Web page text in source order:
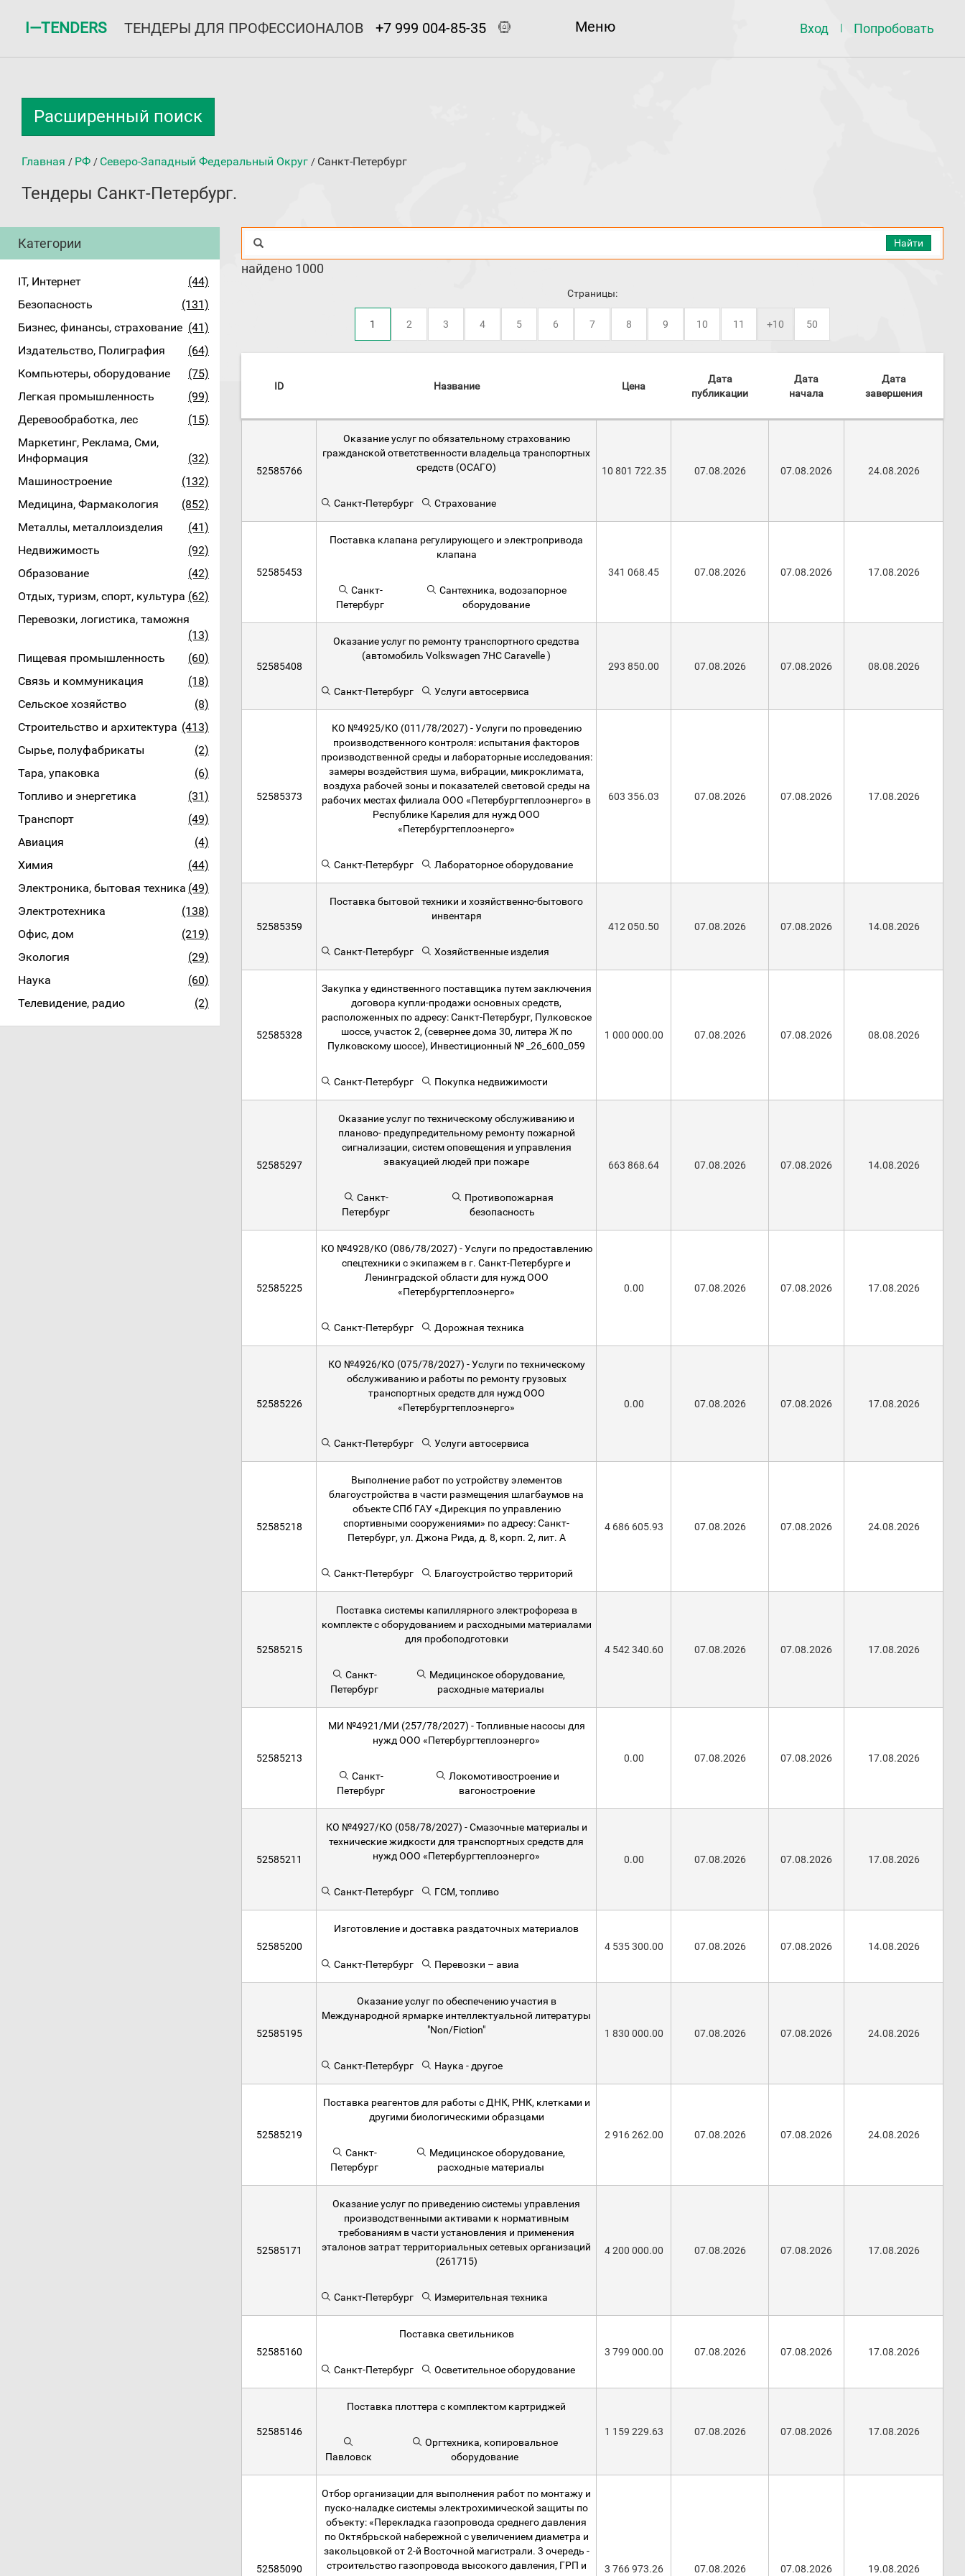
I—TENDERS ТЕНДЕРЫ ДЛЯ ПРОФЕССИОНАЛОВ +7 999 004-85-35 Меню Вход | Попробовать
Расширенный поиск
Главная / РФ / Северо-Западный Федеральный Округ / Санкт-Петербург
Тендеры Санкт-Петербург.
Категории
IT, Интернет
(44)
Безопасность
(131)
Бизнес, финансы, страхование (41)
Издательство, Полиграфия
(64)
Компьютеры, оборудование
(75)
Легкая промышленность
(99)
Деревообработка, лес
(15)
Маркетинг, Реклама, Сми,
Информация
(32)
Машиностроение
(132)
Медицина, Фармакология
(852)
Металлы, металлоизделия
(41)
Недвижимость
(92)
Образование
(42)
Отдых, туризм, спорт, культура (62)
Перевозки, логистика, таможня
(13)
Пищевая промышленность
(60)
Связь и коммуникация
(18)
Сельское хозяйство
(8)
Строительство и архитектура (413)
Сырье, полуфабрикаты
(2)
Тара, упаковка
(6)
Топливо и энергетика
(31)
Транспорт
(49)
Авиация
(4)
Химия
(44)
Электроника, бытовая техника (49)
Электротехника
(138)
Офис, дом
(219)
Экология
(29)
Наука
(60)
Телевидение, радио
(2)
Найти
найдено 1000
Страницы:
1 2 3 4 5 6 7 8 9 10 11 +10 50
ID Название Цена
Дата
публикации
Дата
начала
Дата
завершения
52585766
Оказание услуг по обязательному страхованию
гражданской ответственности владельца транспортных
средств (ОСАГО)
Санкт-Петербург Страхование
10 801 722.35 07.08.2026 07.08.2026 24.08.2026
52585453
Поставка клапана регулирующего и электропривода
клапана
Санкт-
Петербург
Сантехника, водозапорное
оборудование
341 068.45 07.08.2026 07.08.2026 17.08.2026
52585408
Оказание услуг по ремонту транспортного средства
(автомобиль Volkswagen 7НС Caravelle )
Санкт-Петербург Услуги автосервиса
293 850.00 07.08.2026 07.08.2026 08.08.2026
52585373
КО №4925/КО (011/78/2027) - Услуги по проведению
производственного контроля: испытания факторов
производственной среды и лабораторные исследования:
замеры воздействия шума, вибрации, микроклимата,
воздуха рабочей зоны и показателей световой среды на
рабочих местах филиала ООО «Петербургтеплоэнерго» в
Республике Карелия для нужд ООО
«Петербургтеплоэнерго»
Санкт-Петербург Лабораторное оборудование
603 356.03 07.08.2026 07.08.2026 17.08.2026
52585359
Поставка бытовой техники и хозяйственно-бытового
инвентаря
Санкт-Петербург Хозяйственные изделия
412 050.50 07.08.2026 07.08.2026 14.08.2026
52585328
Закупка у единственного поставщика путем заключения
договора купли-продажи основных средств,
расположенных по адресу: Санкт-Петербург, Пулковское
шоссе, участок 2, (севернее дома 30, литера Ж по
Пулковскому шоссе), Инвестиционный № _26_600_059
Санкт-Петербург Покупка недвижимости
1 000 000.00 07.08.2026 07.08.2026 08.08.2026
52585297
Оказание услуг по техническому обслуживанию и
планово- предупредительному ремонту пожарной
сигнализации, систем оповещения и управления
эвакуацией людей при пожаре
Санкт-
Петербург
Противопожарная
безопасность
663 868.64 07.08.2026 07.08.2026 14.08.2026
52585225
КО №4928/КО (086/78/2027) - Услуги по предоставлению
спецтехники с экипажем в г. Санкт-Петербурге и
Ленинградской области для нужд ООО
«Петербургтеплоэнерго»
Санкт-Петербург Дорожная техника
0.00 07.08.2026 07.08.2026 17.08.2026
52585226
КО №4926/КО (075/78/2027) - Услуги по техническому
обслуживанию и работы по ремонту грузовых
транспортных средств для нужд ООО
«Петербургтеплоэнерго»
Санкт-Петербург Услуги автосервиса
0.00 07.08.2026 07.08.2026 17.08.2026
52585218
Выполнение работ по устройству элементов
благоустройства в части размещения шлагбаумов на
объекте СПб ГАУ «Дирекция по управлению
спортивными сооружениями» по адресу: Санкт-
Петербург, ул. Джона Рида, д. 8, корп. 2, лит. А
Санкт-Петербург Благоустройство территорий
4 686 605.93 07.08.2026 07.08.2026 24.08.2026
52585215
Поставка системы капиллярного электрофореза в
комплекте с оборудованием и расходными материалами
для пробоподготовки
Санкт-
Петербург
Медицинское оборудование,
расходные материалы
4 542 340.60 07.08.2026 07.08.2026 17.08.2026
52585213
МИ №4921/МИ (257/78/2027) - Топливные насосы для
нужд ООО «Петербургтеплоэнерго»
Санкт-
Петербург
Локомотивостроение и
вагоностроение
0.00 07.08.2026 07.08.2026 17.08.2026
52585211
КО №4927/КО (058/78/2027) - Смазочные материалы и
технические жидкости для транспортных средств для
нужд ООО «Петербургтеплоэнерго»
Санкт-Петербург ГСМ, топливо
0.00 07.08.2026 07.08.2026 17.08.2026
52585200
Изготовление и доставка раздаточных материалов
Санкт-Петербург Перевозки – авиа
4 535 300.00 07.08.2026 07.08.2026 14.08.2026
52585195
Оказание услуг по обеспечению участия в
Международной ярмарке интеллектуальной литературы
"Non/Fiction"
Санкт-Петербург Наука - другое
1 830 000.00 07.08.2026 07.08.2026 24.08.2026
52585219
Поставка реагентов для работы с ДНК, РНК, клетками и
другими биологическими образцами
Санкт-
Петербург
Медицинское оборудование,
расходные материалы
2 916 262.00 07.08.2026 07.08.2026 24.08.2026
52585171
Оказание услуг по приведению системы управления
производственными активами к нормативным
требованиям в части установления и применения
эталонов затрат территориальных сетевых организаций
(261715)
Санкт-Петербург Измерительная техника
4 200 000.00 07.08.2026 07.08.2026 17.08.2026
52585160
Поставка светильников
Санкт-Петербург Осветительное оборудование
3 799 000.00 07.08.2026 07.08.2026 17.08.2026
52585146
Поставка плоттера с комплектом картриджей
Павловск
Оргтехника, копировальное
оборудование
1 159 229.63 07.08.2026 07.08.2026 17.08.2026
52585090
Отбор организации для выполнения работ по монтажу и
пуско-наладке системы электрохимической защиты по
объекту: «Перекладка газопровода среднего давления
по Октябрьской набережной с увеличением диаметра и
закольцовкой от 2-й Восточной магистрали. 3 очередь -
строительство газопровода высокого давления, ГРП и
3 766 973.26 07.08.2026 07.08.2026 19.08.2026